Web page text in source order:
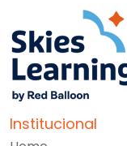
Institucional